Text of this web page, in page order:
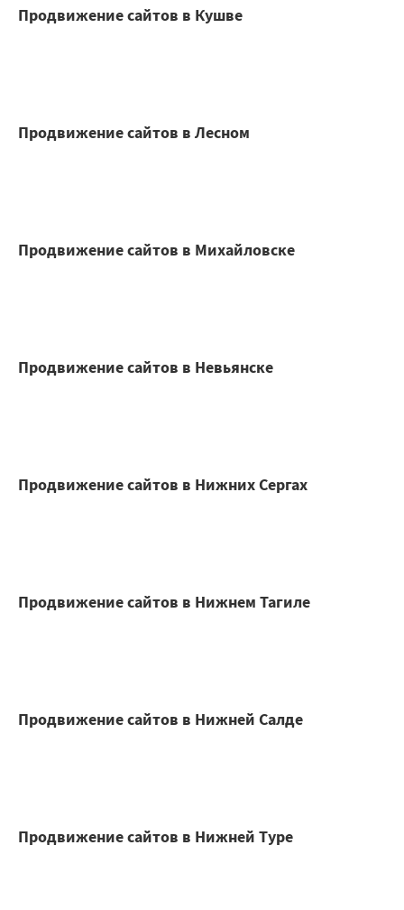
Продвижение сайтов в Кушве
Продвижение сайтов в Лесном
Продвижение сайтов в Михайловске
Продвижение сайтов в Невьянске
Продвижение сайтов в Нижних Сергах
Продвижение сайтов в Нижнем Тагиле
Продвижение сайтов в Нижней Салде
Продвижение сайтов в Нижней Туре